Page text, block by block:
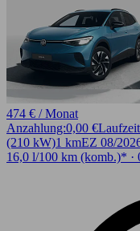
474 € / Monat
Anzahlung:0,00 €
(210 kW)1 kmEZ 08/
16,0 l/100 km (komb.)* ·